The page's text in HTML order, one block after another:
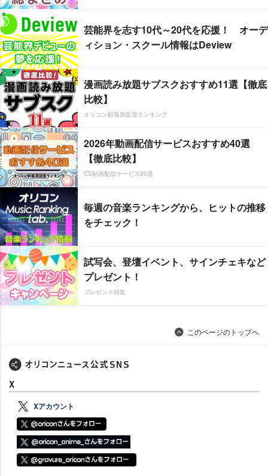
芸能界を志す10代～20代を応援！ オーデ
ィション・スクール情報はDeview
漫画読み放題サブスクおすすめ11選【徹底
比較】
オリコン顧客満足度ランキング
2026年動画配信サービスおすすめ40選
【徹底比較】
CS動画配信サービス20選
毎週の音楽ランキングから、ヒットの推移
をチェック！
試写会、登壇イベント、サインチェキなど
プレゼント！
プレゼント特集
このページのトップへ
X
Xアカウント